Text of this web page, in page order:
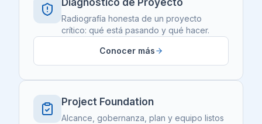
Diagnóstico de Proyecto
Radiografía honesta de un proyecto
crítico: qué está pasando y qué hacer.
Conocer más
Project Foundation
Alcance, gobernanza, plan y equipo listos